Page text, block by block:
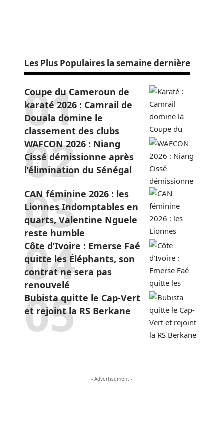
Les Plus Populaires la semaine dernière
Coupe du Cameroun de
karaté 2026 : Camrail de
Douala domine le
classement des clubs
WAFCON 2026 : Niang
Cissé démissionne après
l’élimination du Sénégal
CAN féminine 2026 : les
Lionnes Indomptables en
quarts, Valentine Nguele
reste humble
Côte d’Ivoire : Emerse Faé
quitte les Éléphants, son
contrat ne sera pas
renouvelé
Bubista quitte le Cap-Vert
et rejoint la RS Berkane
- Advertisement -